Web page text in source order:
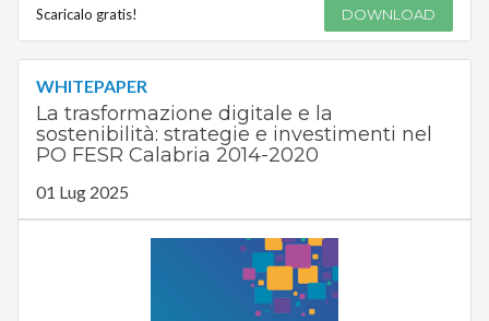
Scaricalo gratis! DOWNLOAD
WHITEPAPER
La trasformazione digitale e la
sostenibilità: strategie e investimenti nel
PO FESR Calabria 2014-2020
01 Lug 2025